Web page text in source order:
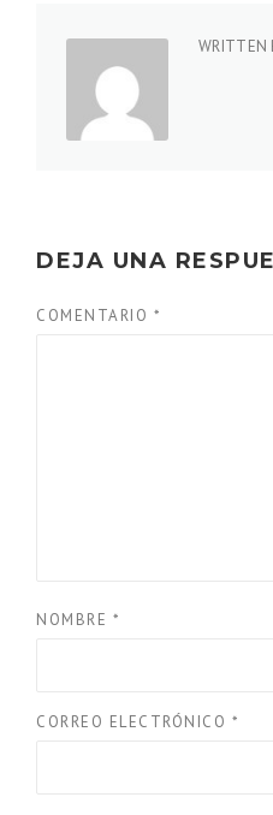
WRITTEN
DEJA UNA
COMENTARIO *
NOMBRE *
CORREO ELECTRÓNICO *